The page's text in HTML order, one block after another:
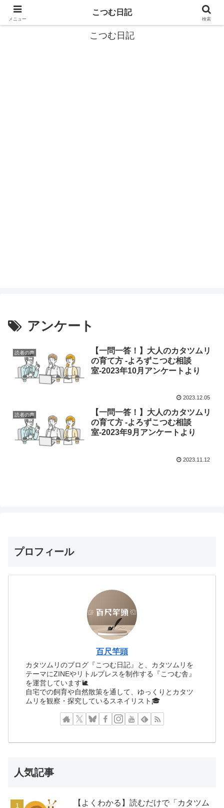
カタツムリから学ぶスローライフ🎓『こつむ日記』🐌
こつむ日記
アンケート
読者の声
【一問一答！】大人のカタツムリ
の育て方 -よろずこつむ相談
室-2023年10月アンケートより
2023.12.05
読者の声
【一問一答！】大人のカタツムリ
の育て方 -よろずこつむ相談
室-2023年9月アンケートより
2023.11.12
プロフィール
百尺竿頭
カタツムリのブログ『こつむ日記』と、カタツムリを
テーマにZINEやリトルプレスを制作する『こつむ舎』
を運営しています🐌
自宅での飼育や自然散策を通して、ゆっくりとカタツ
ムリを観察・探究しているスネイリスト🎓
人気記事
【よくわかる】読むだけで「カタツム
メニュー
こつむ日記
検索